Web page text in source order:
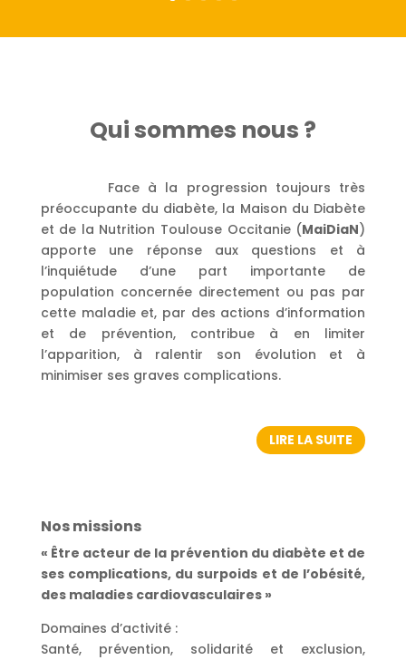
Qui sommes nous ?
Face à la progression toujours très
préoccupante du diabète, la Maison du Diabète
et de la Nutrition Toulouse Occitanie (MaiDiaN)
apporte une réponse aux questions et à
l’inquiétude d’une part importante de
population concernée directement ou pas par
cette maladie et, par des actions d’information
et de prévention, contribue à en limiter
l’apparition, à ralentir son évolution et à
minimiser ses graves complications.
LIRE LA SUITE
Nos missions
« Être acteur de la prévention du diabète et de
ses complications, du surpoids et de l’obésité,
des maladies cardiovasculaires »
Domaines d’activité :
Santé, prévention, solidarité et exclusion,